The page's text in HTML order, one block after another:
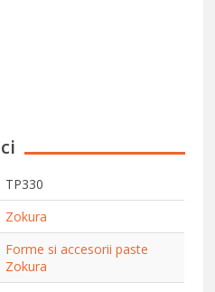
TP330
Zokura
Forme si accesorii paste
Zokura